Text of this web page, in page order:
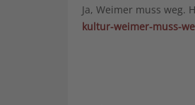
Ja, Weimer muss weg.
kultur-weimer-muss-